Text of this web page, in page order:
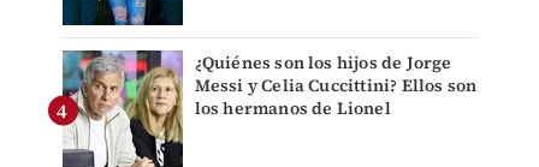
¿Quiénes son los hijos de Jorge
Messi y Celia Cuccittini? Ellos son
los hermanos de Lionel